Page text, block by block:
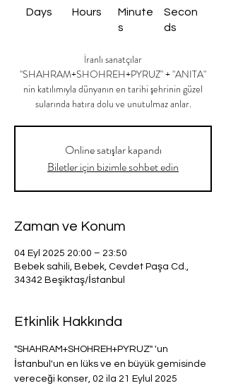
Secon
ds
Minute
s
Hours
Days
İranlı sanatçılar
"SHAHRAM+SHOHREH+PYRUZ" + "ANITA"
nin katılımıyla dünyanın en tarihi şehrinin güzel
sularında hatıra dolu ve unutulmaz anlar.
Online satışlar kapandı
Biletler için bizimle sohbet edin
Zaman ve Konum
04 Eyl 2025 20:00 – 23:50
Bebek sahili, Bebek, Cevdet Paşa Cd.,
34342 Beşiktaş/İstanbul
Etkinlik Hakkında
"SHAHRAM+SHOHREH+PYRUZ" 'un
İstanbul'un en lüks ve en büyük gemisinde
vereceği konser, 02 ila 21 Eylul 2025